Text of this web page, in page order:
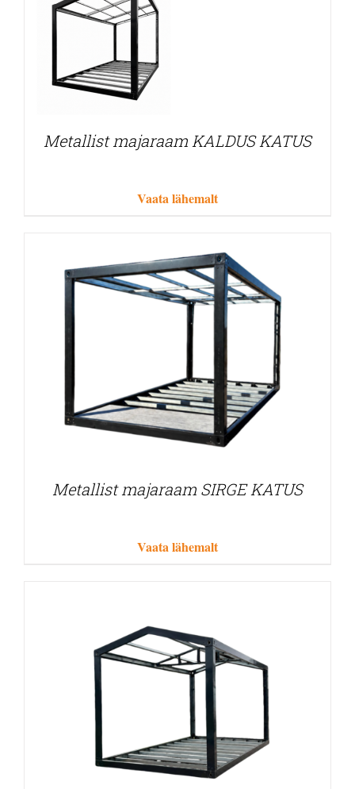
Metallist majaraam KALDUS KATUS
Vaata lähemalt
Metallist majaraam SIRGE KATUS
Vaata lähemalt